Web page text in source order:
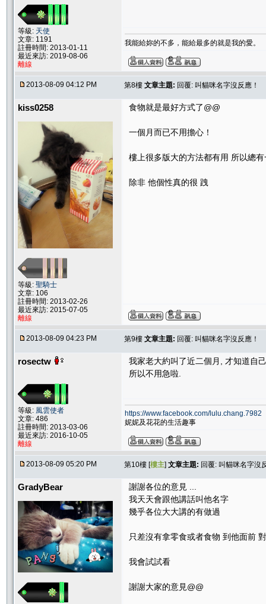
等級: 天使
文章: 1191
註冊時間: 2013-01-11
最近來訪: 2019-08-06
離線
我能給妳的不多，能給最多的就是我的愛。
2013-08-09 04:12 PM 第8樓 文章主題: 回覆: 叫貓咪名字沒反應！
kiss0258
等級: 聖騎士
文章: 106
註冊時間: 2013-02-26
最近來訪: 2015-07-05
離線
食物就是最好方式了@@
一個月而已不用擔心！
樓上很多版大的方法都有用 所以總
除非 他個性真的很 跩
2013-08-09 04:23 PM 第9樓 文章主題: 回覆: 叫貓咪名字沒反應！
rosectw
等級: 風雲使者
文章: 486
註冊時間: 2013-03-06
最近來訪: 2016-10-05
離線
我家老大約叫了近二個月, 才知道自
所以不用急啦.
https://www.facebook.com/lulu.chang.7982
妮妮及花花的生活趣事
2013-08-09 05:20 PM 第10樓 [樓主] 文章主題: 回覆: 叫貓咪名字沒
GradyBear
謝謝各位的意見 ...
我天天會跟他講話叫他名字
幾乎各位大大講的有做過
只差沒有拿零食或者食物 到他面前
我會試試看
謝謝大家的意見@@